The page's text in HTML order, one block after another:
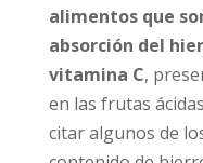
alimentos que
absorción del
vitamina C,
en las frutas
citar algunos de